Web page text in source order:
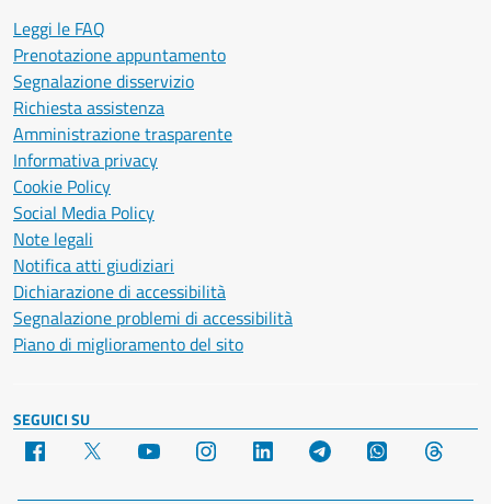
Leggi le FAQ
Prenotazione appuntamento
Segnalazione disservizio
Richiesta assistenza
Amministrazione trasparente
Informativa privacy
Cookie Policy
Social Media Policy
Note legali
Notifica atti giudiziari
Dichiarazione di accessibilità
Segnalazione problemi di accessibilità
Piano di miglioramento del sito
SEGUICI SU
Facebook YouTube Instagram LinkedIn Telegram WhatsApp